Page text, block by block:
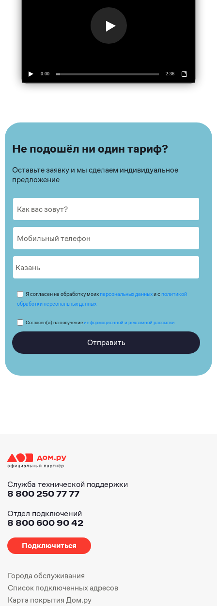
0:00 2:36
Не подошёл ни один тариф?
Оставьте заявку и мы сделаем индивидуальное
предложение
Я согласен на обработку моих персональных данныхи с политикой
обработки персональных данных
Согласен(а) на получениеинформационной и рекламной рассылки
Отправить
Служба технической поддержки
8 800 250 77 77
Отдел подключений
8 800 600 90 42
Подключиться
Города обслуживания
Список подключенных адресов
Карта покрытия Дом.ру